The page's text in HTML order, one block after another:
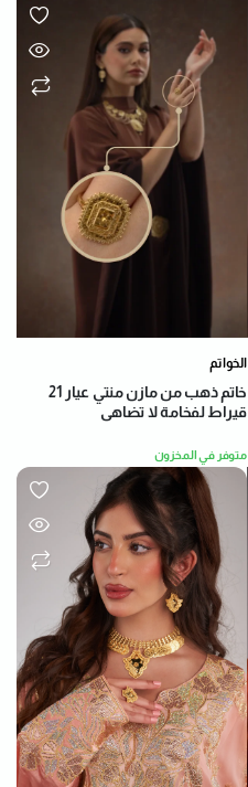
الخواتم
خاتم ذهب من مازن منتي عيار 21
قيراط لفخامة لا تضاهى
متوفر في المخزون